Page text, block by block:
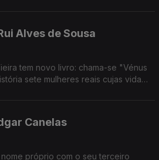
Alves de Sousa
tem novo livro: chama-se "Vénus
sete mulheres reais cujas vidas
Canelas
próprio com o seu terceiro